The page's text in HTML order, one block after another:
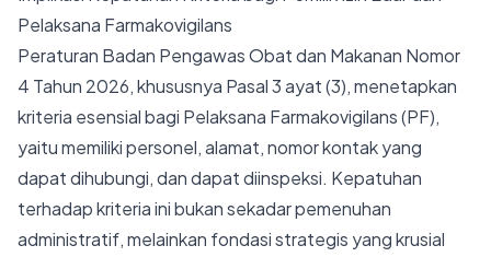
Pelaksana Farmakovigilans
Peraturan Badan Pengawas Obat dan Makanan Nomor
4 Tahun 2026, khususnya Pasal 3 ayat (3), menetapkan
kriteria esensial bagi Pelaksana Farmakovigilans (PF),
yaitu memiliki personel, alamat, nomor kontak yang
dapat dihubungi, dan dapat diinspeksi. Kepatuhan
terhadap kriteria ini bukan sekadar pemenuhan
administratif, melainkan fondasi strategis yang krusial